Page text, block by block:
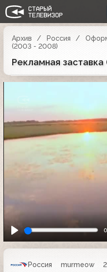
Архив Россия
(2003 - 2008)
Рекламная
Россия murmeow